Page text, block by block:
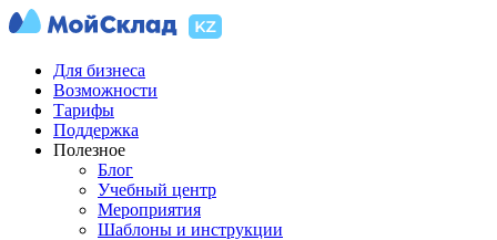
Для бизнеса
Возможности
Тарифы
Поддержка
Полезное
Блог
Учебный центр
Мероприятия
Шаблоны и инструкции